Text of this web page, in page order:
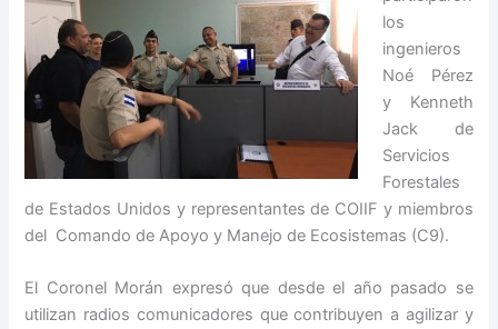
los
ingenieros
Noé Pérez
y Kenneth
Jack de
Servicios
Forestales
de Estados Unidos y representantes de COIIF y miembros
del Comando de Apoyo y Manejo de Ecosistemas (C9).
El Coronel Morán expresó que desde el año pasado se
utilizan radios comunicadores que contribuyen a agilizar y